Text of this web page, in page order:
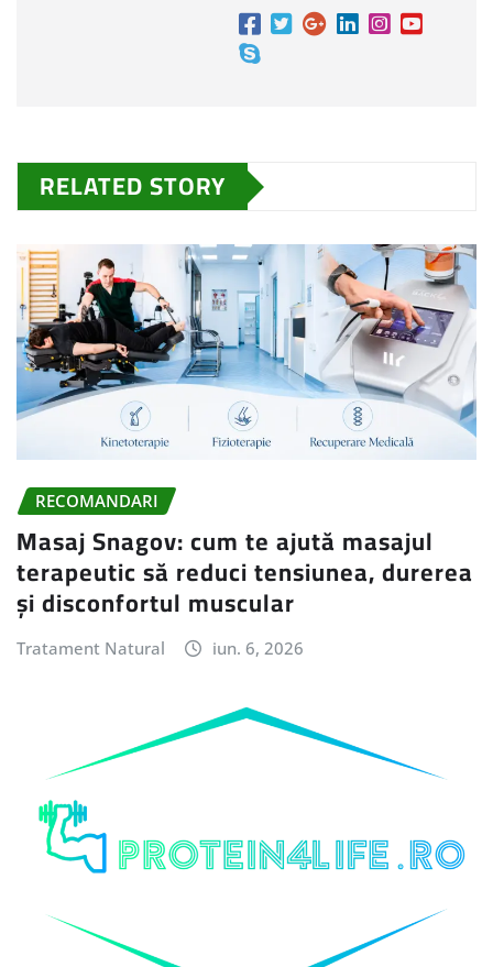
RELATED STORY
RECOMANDARI
Masaj Snagov: cum te ajută masajul
terapeutic să reduci tensiunea, durerea
și disconfortul muscular
Tratament Natural iun. 6, 2026